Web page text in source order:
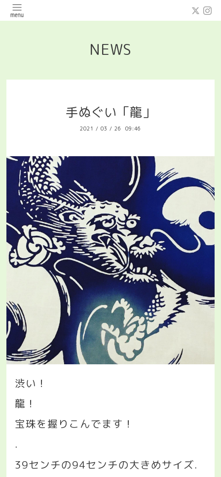
NEWS
手ぬぐい「龍」
2021 / 03 / 26 09:46
渋い！
龍！
宝珠を握りこんでます！
.
39センチの94センチの大きめサイズ.